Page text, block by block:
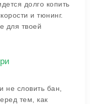
долго копить
и тюнинг.
для твоей
не словить бан,
тем, как